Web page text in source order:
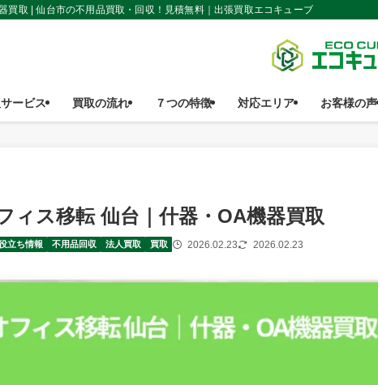
買取 | 仙台市の不用品買取・回収！見積無料｜出張買取エコキューブ
ービス 買取の流れ ７つの特徴 対応エリア お客様の声
ィス移転 仙台｜什器・OA機器買取
立ち情報 不用品回収 法人買取 買取 2026.02.23 2026.02.23